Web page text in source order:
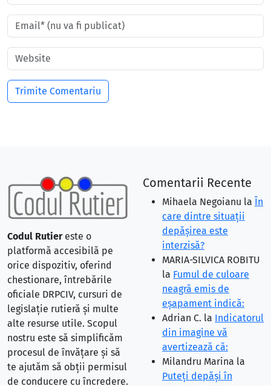
Codul Rutiereste o
platformă accesibilă pe
orice dispozitiv, oferind
chestionare, întrebările
oficiale DRPCIV, cursuri de
legislație rutieră și multe
alte resurse utile. Scopul
nostru este să simplificăm
procesul de învățare și să
te ajutăm să obții permisul
de conducere cu încredere.
Comentarii Recente
Mihaela Negoianu la În
care dintre situaţii
depăşirea este
interzisă?
MARIA-SILVICA ROBITU
la Fumul de culoare
neagră emis de
eşapament indică:
Adrian C. la Indicatorul
din imagine vă
avertizează că:
Milandru Marina la
Puteţi depăşi în